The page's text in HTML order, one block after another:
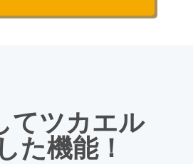
てツカエル
た機能！